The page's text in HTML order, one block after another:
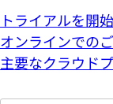
トライアルを開
オンラインでの
主要なクラウド